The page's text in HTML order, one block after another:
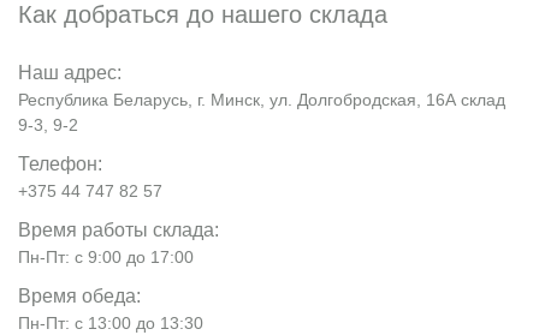
Как добраться до нашего склада
Наш адрес:
Республика Беларусь, г. Минск, ул. Долгобродская, 16А склад
9-3, 9-2
Телефон:
+375 44 747 82 57
Время работы склада:
Пн-Пт: с 9:00 до 17:00
Время обеда:
Пн-Пт: с 13:00 до 13:30